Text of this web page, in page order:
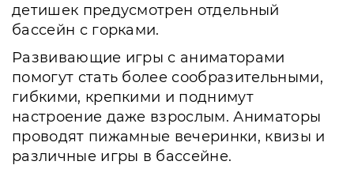
детишек предусмотрен отдельный
бассейн с горками.
Развивающие игры с аниматорами
помогут стать более сообразительными,
гибкими, крепкими и поднимут
настроение даже взрослым. Аниматоры
проводят пижамные вечеринки, квизы и
различные игры в бассейне.